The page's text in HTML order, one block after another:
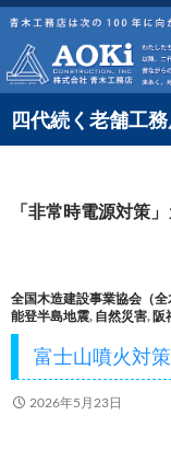
コ
テ
ン
ツ
プ
四代続く老舗工
検
索
「非常時電源対策
全国木造建設事業協会（全
能登半島地震, 自然災害, 阪
富士山噴火対策
2026年5月23日